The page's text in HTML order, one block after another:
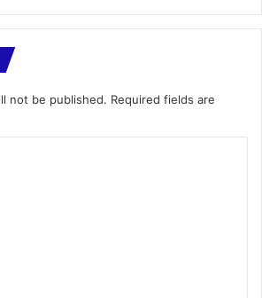
not be published. Required fields are